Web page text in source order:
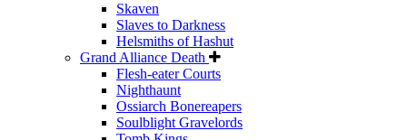
Skaven
Slaves to Darkness
Helsmiths of Hashut
Grand Alliance Death
Flesh-eater Courts
Nighthaunt
Ossiarch Bonereapers
Soulblight Gravelords